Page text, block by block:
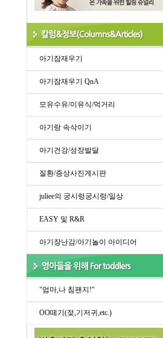
아기잠재우기
아기잠재우기 QnA
모유수유/이유식/먹거리
아기랑 속삭이기
아기건강/성장발달
질환/증상사진게시판
juliee의 궁시렁궁시렁/일상
EASY 및 R&R
아기장난감/아기놀이 아이디어
"엄마,나 침팬지!"
OO떼기(젖,기저귀,etc.)